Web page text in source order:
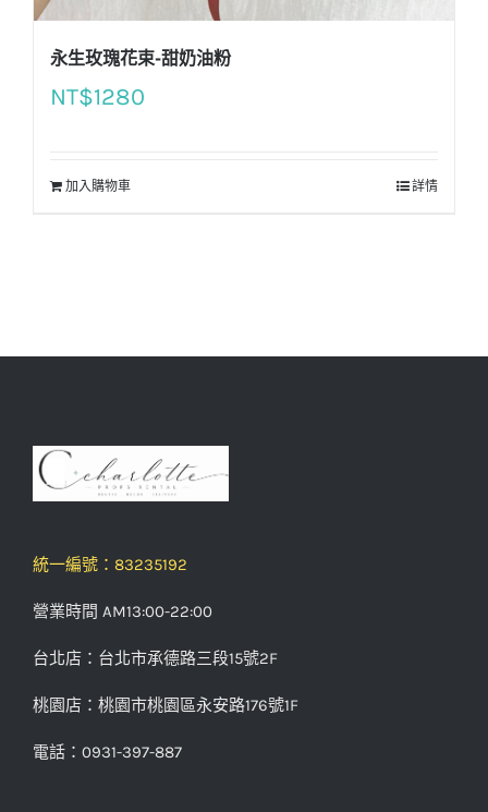
永生玫瑰花束-甜奶油粉
NT$1280
加入購物車 詳情
統一編號：83235192
營業時間 AM13:00-22:00
台北店：台北市承德路三段15號2F
桃園店：桃園市桃園區永安路176號1F
電話：0931-397-887